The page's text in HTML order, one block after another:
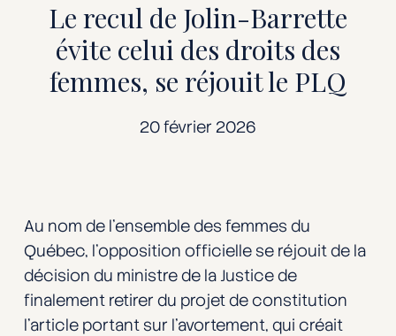
Le recul de Jolin-Barrette
évite celui des droits des
femmes, se réjouit le PLQ
20 février 2026
Au nom de l’ensemble des femmes du
Québec, l’opposition officielle se réjouit de la
décision du ministre de la Justice de
finalement retirer du projet de constitution
l’article portant sur l’avortement, qui créait